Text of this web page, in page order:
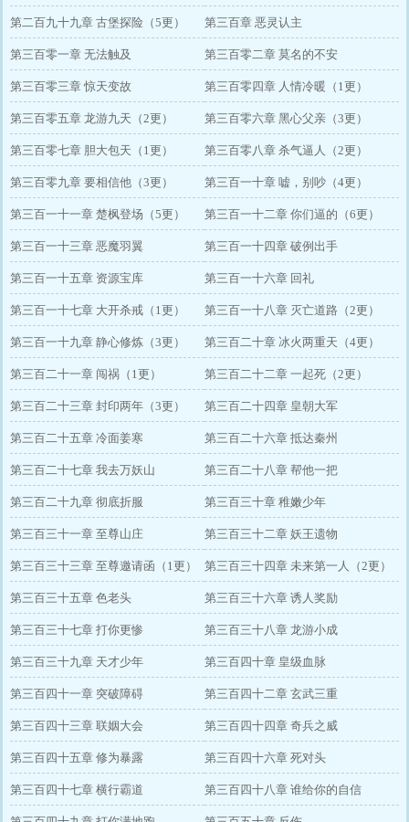
第二百九十九章 古堡探险（5更） 第三百章 恶灵认主
第三百零一章 无法触及 第三百零二章 莫名的不安
第三百零三章 惊天变故 第三百零四章 人情冷暖（1更）
第三百零五章 龙游九天（2更） 第三百零六章 黑心父亲（3更）
第三百零七章 胆大包天（1更） 第三百零八章 杀气逼人（2更）
第三百零九章 要相信他（3更） 第三百一十章 嘘，别吵（4更）
第三百一十一章 楚枫登场（5更） 第三百一十二章 你们逼的（6更）
第三百一十三章 恶魔羽翼 第三百一十四章 破例出手
第三百一十五章 资源宝库 第三百一十六章 回礼
第三百一十七章 大开杀戒（1更） 第三百一十八章 灭亡道路（2更）
第三百一十九章 静心修炼（3更） 第三百二十章 冰火两重天（4更）
第三百二十一章 闯祸（1更） 第三百二十二章 一起死（2更）
第三百二十三章 封印两年（3更） 第三百二十四章 皇朝大军
第三百二十五章 冷面姜寒 第三百二十六章 抵达秦州
第三百二十七章 我去万妖山 第三百二十八章 帮他一把
第三百二十九章 彻底折服 第三百三十章 稚嫩少年
第三百三十一章 至尊山庄 第三百三十二章 妖王遗物
第三百三十三章 至尊邀请函（1更） 第三百三十四章 未来第一人（2更）
第三百三十五章 色老头 第三百三十六章 诱人奖励
第三百三十七章 打你更惨 第三百三十八章 龙游小成
第三百三十九章 天才少年 第三百四十章 皇级血脉
第三百四十一章 突破障碍 第三百四十二章 玄武三重
第三百四十三章 联姻大会 第三百四十四章 奇兵之威
第三百四十五章 修为暴露 第三百四十六章 死对头
第三百四十七章 横行霸道 第三百四十八章 谁给你的自信